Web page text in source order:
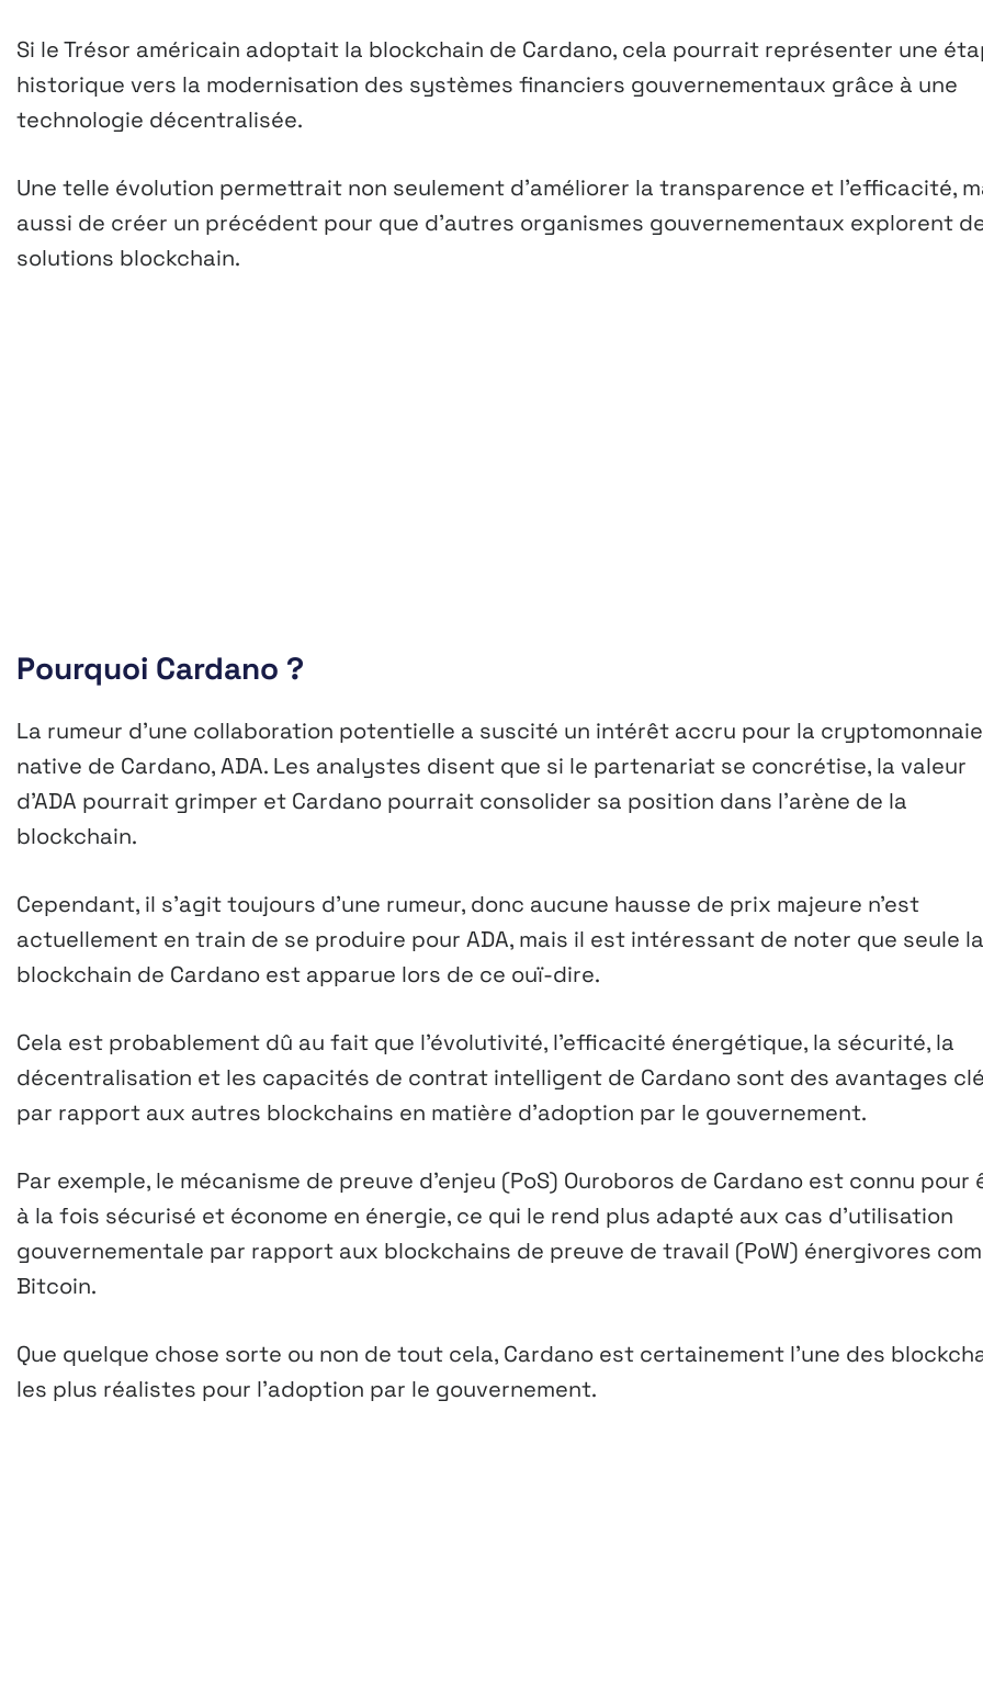
Si le Trésor américain adoptait la blockchain de Cardano, cela pourrait représenter une
historique vers la modernisation des systèmes financiers gouvernementaux grâce à une
technologie décentralisée.
Une telle évolution permettrait non seulement d’améliorer la transparence et l’efficacité,
aussi de créer un précédent pour que d’autres organismes gouvernementaux explorent
solutions blockchain.
Pourquoi Cardano ?
La rumeur d’une collaboration potentielle a suscité un intérêt accru pour la cryptomonnaie
native de Cardano, ADA. Les analystes disent que si le partenariat se concrétise, la valeur
d’ADA pourrait grimper et Cardano pourrait consolider sa position dans l’arène de la
blockchain.
Cependant, il s’agit toujours d’une rumeur, donc aucune hausse de prix majeure n’est
actuellement en train de se produire pour ADA, mais il est intéressant de noter que seule la
blockchain de Cardano est apparue lors de ce ouï-dire.
Cela est probablement dû au fait que l’évolutivité, l’efficacité énergétique, la sécurité, la
décentralisation et les capacités de contrat intelligent de Cardano sont des avantages
par rapport aux autres blockchains en matière d’adoption par le gouvernement.
Par exemple, le mécanisme de preuve d’enjeu (PoS) Ouroboros de Cardano est connu pour
à la fois sécurisé et économe en énergie, ce qui le rend plus adapté aux cas d’utilisation
gouvernementale par rapport aux blockchains de preuve de travail (PoW) énergivores
Bitcoin.
Que quelque chose sorte ou non de tout cela, Cardano est certainement l’une des
les plus réalistes pour l’adoption par le gouvernement.